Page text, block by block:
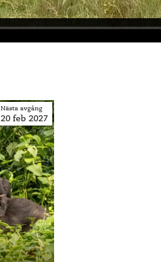
Nästa avgång
20 feb 2027